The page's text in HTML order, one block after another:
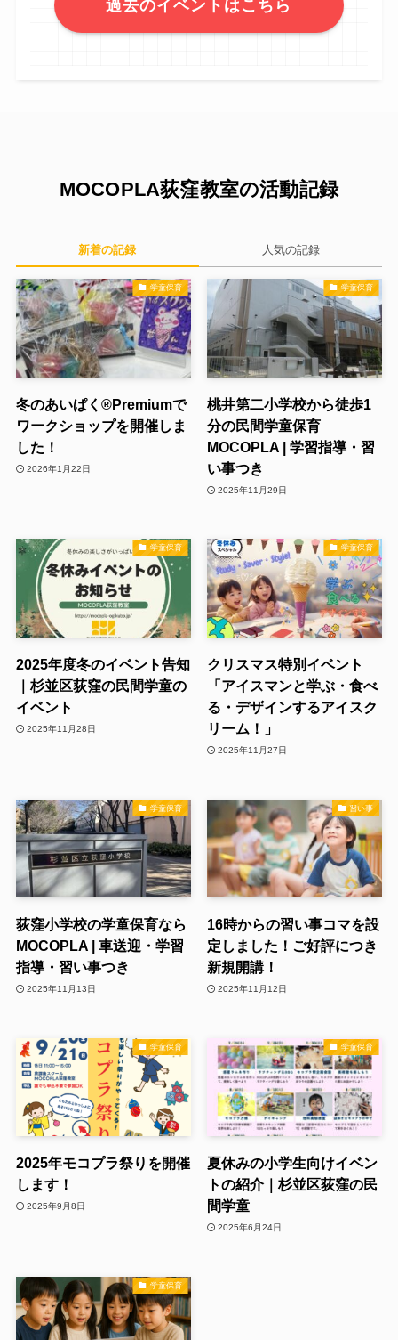
過去のイベントはこちら
MOCOPLA荻窪教室の活動記録
新着の記録 人気の記録
学童保育
冬のあいぱく®Premiumで
ワークショップを開催しま
した！
2026年1月22日
学童保育
桃井第二小学校から徒歩1
分の民間学童保育
MOCOPLA | 学習指導・習
い事つき
2025年11月29日
学童保育
2025年度冬のイベント告知
｜杉並区荻窪の民間学童の
イベント
2025年11月28日
学童保育
クリスマス特別イベント
「アイスマンと学ぶ・食べ
る・デザインするアイスク
リーム！」
2025年11月27日
学童保育
荻窪小学校の学童保育なら
MOCOPLA | 車送迎・学習
指導・習い事つき
2025年11月13日
習い事
16時からの習い事コマを設
定しました！ご好評につき
新規開講！
2025年11月12日
学童保育
2025年モコプラ祭りを開催
します！
2025年9月8日
学童保育
夏休みの小学生向けイベン
トの紹介｜杉並区荻窪の民
間学童
2025年6月24日
学童保育